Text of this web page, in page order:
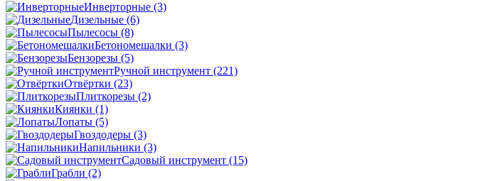
Инверторные (3)
Дизельные (6)
Пылесосы (8)
Бетономешалки (3)
Бензорезы (5)
Ручной инструмент (221)
Отвёртки (23)
Плиткорезы (2)
Киянки (1)
Лопаты (5)
Гвоздодеры (3)
Напильники (3)
Садовый инструмент (15)
Грабли (2)